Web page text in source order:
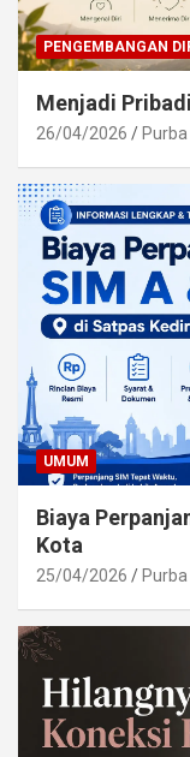
PENGEMBANGAN
Menjadi
26/04/2026
UMUM
Biaya
Kota
25/04/2026